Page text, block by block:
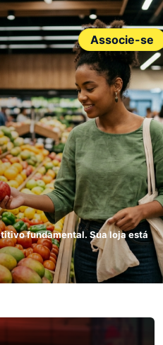
Associe-se
fundamental. Sua loja está